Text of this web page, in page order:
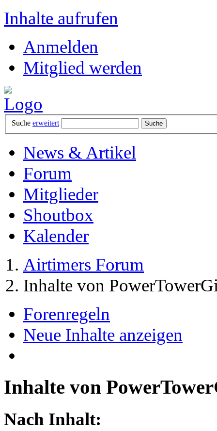
Inhalte aufrufen
Anmelden
Mitglied werden
Suche erweitert
News & Artikel
Forum
Mitglieder
Shoutbox
Kalender
Airtimers Forum
Inhalte von
Forenregeln
Neue Inhalte anzeigen
Inhalte von
Nach Inhalt: